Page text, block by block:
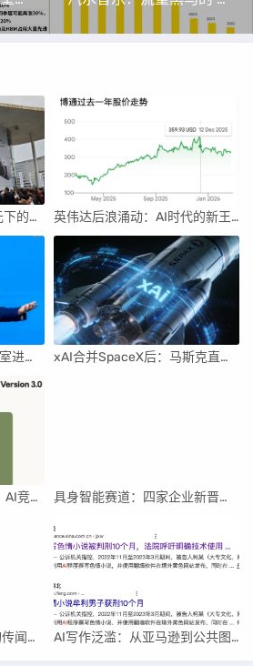
MWC26前瞻：智能新纪元下的科技盛宴 英伟达后浪涌动：AI时代的新王者与隐忧
千亿富翁朱兴明家族办公室进军VC圈 xAI合并SpaceX后：马斯克直接介入，团队压力激增
Anthropic撤销安全承诺：AI竞赛中的伦理与商业博弈 具身智能赛道：四家企业新晋独角兽，融资竞速背后
PayPal命运转折：被收购传闻与行业重构 AI写作泛滥：从亚马逊到公共图书馆的“赛博泔水”